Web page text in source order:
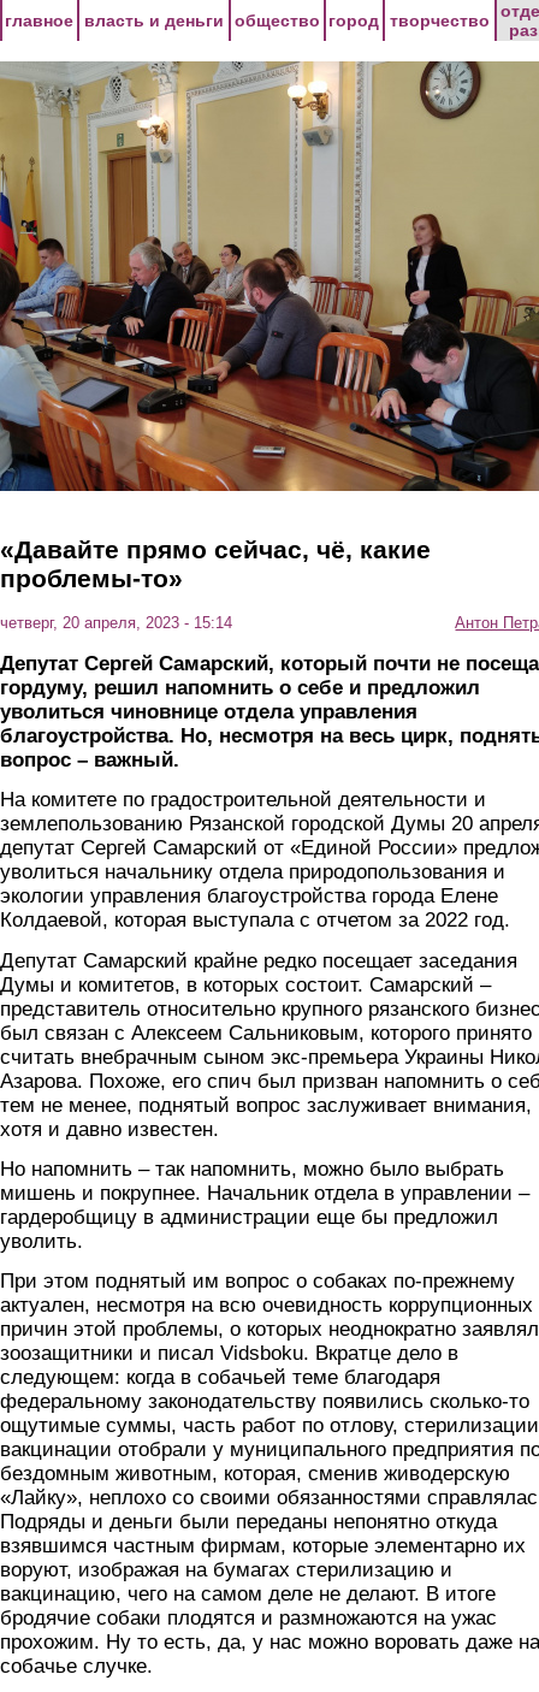
главное власть и деньги общество город творчество
«Давайте прямо сейчас, чё, какие
проблемы-то»
четверг, 20 апреля, 2023 - 15:14 Антон
Депутат Сергей Самарский, который почти не
гордуму, решил напомнить о себе и предложил
уволиться чиновнице отдела управления
благоустройства. Но, несмотря на весь цирк,
вопрос – важный.
На комитете по градостроительной деятельности и
землепользованию Рязанской городской Думы 20
депутат Сергей Самарский от «Единой России»
уволиться начальнику отдела природопользования и
экологии управления благоустройства города Елене
Колдаевой, которая выступала с отчетом за 2022 год.
Депутат Самарский крайне редко посещает заседания
Думы и комитетов, в которых состоит. Самарский –
представитель относительно крупного рязанского
был связан с Алексеем Сальниковым, которого принято
считать внебрачным сыном экс-премьера Украины
Азарова. Похоже, его спич был призван напомнить о
тем не менее, поднятый вопрос заслуживает внимания,
хотя и давно известен.
Но напомнить – так напомнить, можно было выбрать
мишень и покрупнее. Начальник отдела в управлении –
гардеробщицу в администрации еще бы предложил
уволить.
При этом поднятый им вопрос о собаках по-прежнему
актуален, несмотря на всю очевидность коррупционных
причин этой проблемы, о которых неоднократно
зоозащитники и писал Vidsboku. Вкратце дело в
следующем: когда в собачьей теме благодаря
федеральному законодательству появились сколько-то
ощутимые суммы, часть работ по отлову,
вакцинации отобрали у муниципального предприятия
бездомным животным, которая, сменив живодерскую
«Лайку», неплохо со своими обязанностями
Подряды и деньги были переданы непонятно откуда
взявшимся частным фирмам, которые элементарно их
воруют, изображая на бумагах стерилизацию и
вакцинацию, чего на самом деле не делают. В итоге
бродячие собаки плодятся и размножаются на ужас
прохожим. Ну то есть, да, у нас можно воровать даже на
собачье случке.